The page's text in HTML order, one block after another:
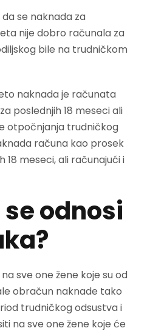
se naknada za
nije dobro računala za
bile na trudničkom
naknada je računata
poslednjih 18 meseci ali
otpočnjanja trudničkog
računa kao prosek
18 meseci, ali računajući i
odnosi
sve one žene koje su od
obračun naknade tako
trudničkog odsustva i
na sve one žene koje će